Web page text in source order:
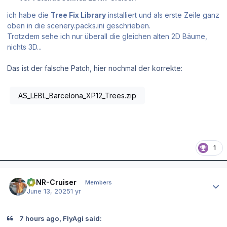
ich habe die Tree Fix Library installiert und als erste Zeile ganz
oben in die scenery.packs.ini geschrieben.
Trotzdem sehe ich nur überall die gleichen alten 2D Bäume,
nichts 3D...
Das ist der falsche Patch, hier nochmal der korrekte:
AS_LEBL_Barcelona_XP12_Trees.zip
1
EDNR-Cruiser Members
June 13, 20251 yr
7 hours ago, FlyAgi said: